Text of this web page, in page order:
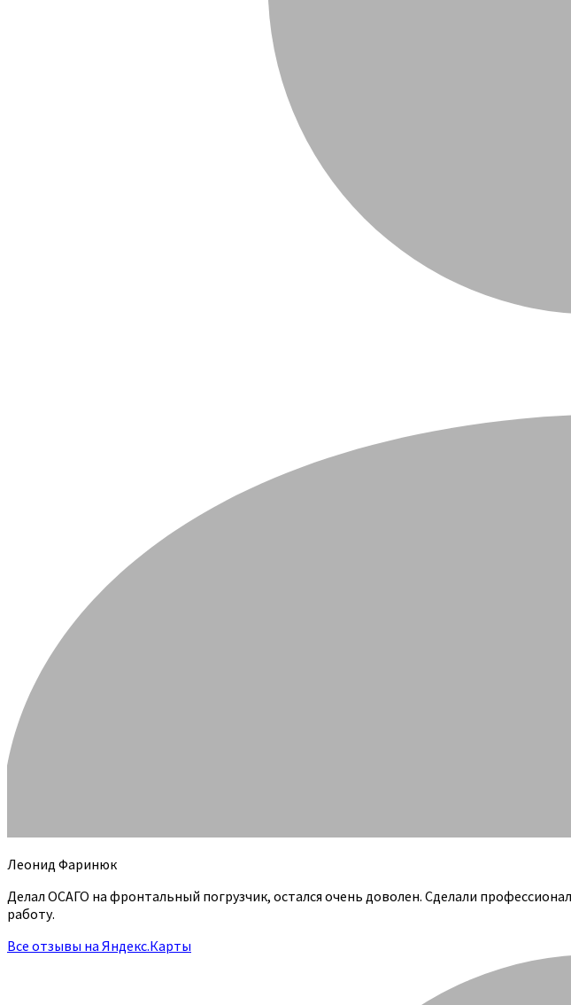
Леонид Фаринюк
Делал ОСАГО на фронтальный погрузчик, остался очень доволен. Сделали
работу.
Все отзывы на Яндекс.Карты